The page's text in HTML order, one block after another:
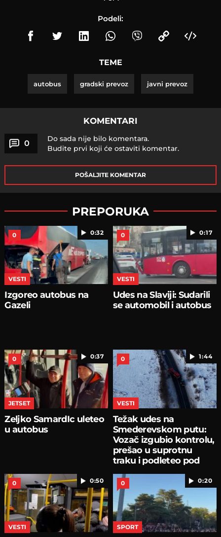
Podeli:
TEME
autobus gradski prevoz javni prevoz
KOMENTARI
0
Do sada nije bilo komentara.
Budite prvi koji će ostaviti komentar.
POŠALJITE KOMENTAR
PREPORUKA
0:32
0
VESTI
Izgoreo autobus na
Gazeli
0:17
0
VESTI
Udes na Slaviji: Sudarili
se automobil i autobus
0:37
0
JETSET
Zeljko SamardIc uleteo
u autobus
1:44
0
VESTI
Težak udes na
Smederevskom putu:
Vozač izgubio kontrolu,
prešao u suprotnu
traku i podleteo pod
0:50
0
VESTI
0:20
0
SPORT